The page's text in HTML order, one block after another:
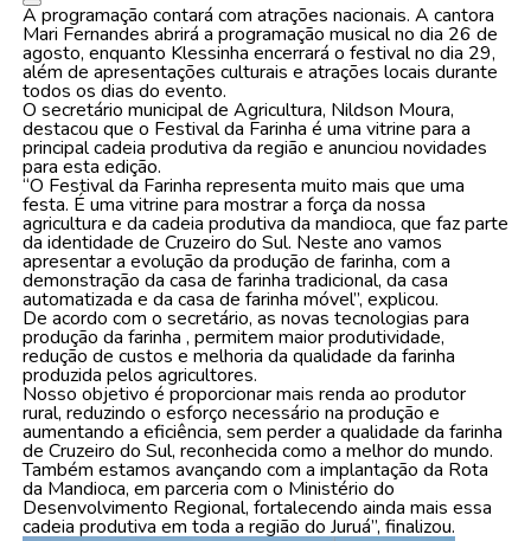
A programação contará com atrações nacionais. A cantora
Mari Fernandes abrirá a programação musical no dia 26 de
agosto, enquanto Klessinha encerrará o festival no dia 29,
além de apresentações culturais e atrações locais durante
todos os dias do evento.
O secretário municipal de Agricultura, Nildson Moura,
destacou que o Festival da Farinha é uma vitrine para a
principal cadeia produtiva da região e anunciou novidades
para esta edição.
“O Festival da Farinha representa muito mais que uma
festa. É uma vitrine para mostrar a força da nossa
agricultura e da cadeia produtiva da mandioca, que faz parte
da identidade de Cruzeiro do Sul. Neste ano vamos
apresentar a evolução da produção de farinha, com a
demonstração da casa de farinha tradicional, da casa
automatizada e da casa de farinha móvel”, explicou.
De acordo com o secretário, as novas tecnologias para
produção da farinha , permitem maior produtividade,
redução de custos e melhoria da qualidade da farinha
produzida pelos agricultores.
Nosso objetivo é proporcionar mais renda ao produtor
rural, reduzindo o esforço necessário na produção e
aumentando a eficiência, sem perder a qualidade da farinha
de Cruzeiro do Sul, reconhecida como a melhor do mundo.
Também estamos avançando com a implantação da Rota
da Mandioca, em parceria com o Ministério do
Desenvolvimento Regional, fortalecendo ainda mais essa
cadeia produtiva em toda a região do Juruá”, finalizou.